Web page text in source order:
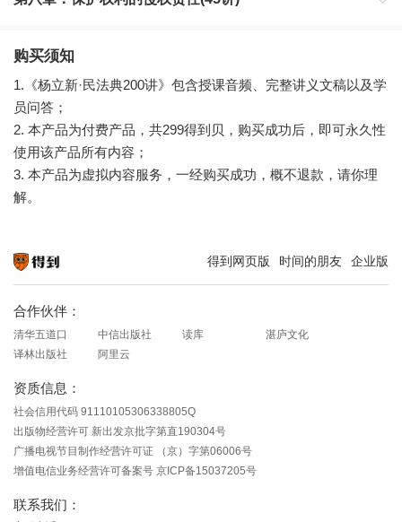
行为必须遵守《民法典》规定的规则。要强调的是，遗嘱继承是传
利的最便捷、最有效的方法。当自己的权利受到损害时，拿起侵权
责任的法律武器保护自己的权利，维护自己的合法权益。
购买须知
1.《杨立新·民法典200讲》包含授课音频、完整讲义文稿以及学
员问答；
2. 本产品为付费产品，共299得到贝，购买成功后，即可永久性
使用该产品所有内容；
3. 本产品为虚拟内容服务，一经购买成功，概不退款，请你理
解。
得到网页版 时间的朋友 企业版
合作伙伴：
清华五道口 中信出版社 读库
湛庐文化
译林出版社
阿里云
资质信息：
社会信用代码 91110105306338805Q
出版物经营许可 新出发京批字第直190304号
广播电视节目制作经营许可证 （京）字第06006号
增值电信业务经营许可备案号 京ICP备15037205号
联系我们：